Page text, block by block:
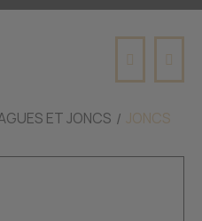
ET JONCS JONCS